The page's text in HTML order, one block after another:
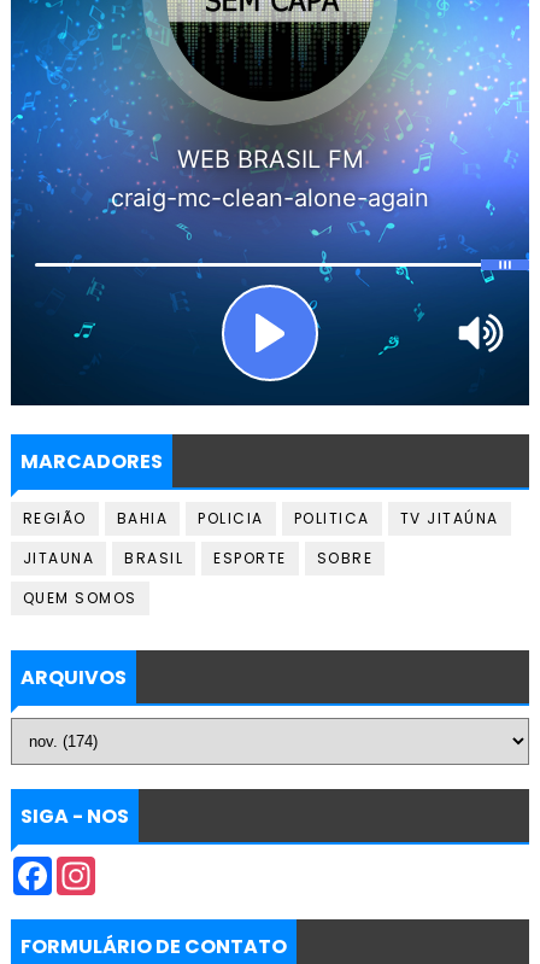
MARCADORES
REGIÃO BAHIA POLICIA POLITICA
TV JITAÚNA
JITAUNA
BRASIL ESPORTE
SOBRE
QUEM SOMOS
ARQUIVOS
SIGA - NOS
F
e
b
I
t
a
FORMULÁRIO DE CONTATO